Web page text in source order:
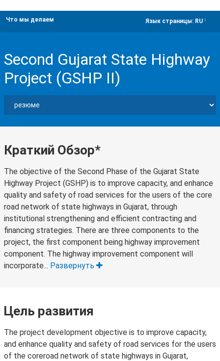
Что мы делаем Язык страницы: RU
Second Gujarat State Highway
Project (GSHP II)
Краткий Обзор*
The objective of the Second Phase of the Gujarat State
Highway Project (GSHP) is to improve capacity, and enhance
quality and safety of road services for the users of the core
road network of state highways in Gujarat, through
institutional strengthening and efficient contracting and
financing strategies. There are three components to the
project, the first component being highway improvement
component. The highway improvement component will
incorporate... Развернуть
Цель развития
The project development objective is to improve capacity,
and enhance quality and safety of road services for the users
of the coreroad network of state highways in Gujarat,